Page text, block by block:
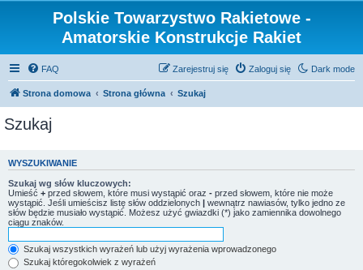
Polskie Towarzystwo Rakietowe -
Amatorskie Konstrukcje Rakiet
Dark mode
FAQ Zaloguj się
Zarejestruj się
Strona domowa Strona główna Szukaj
Szukaj
WYSZUKIWANIE
Szukaj wg słów kluczowych:
Umieść + przed słowem, które musi wystąpić oraz - przed słowem, które nie może
wystąpić. Jeśli umieścisz listę słów oddzielonych | wewnątrz nawiasów, tylko jedno ze
słów będzie musiało wystąpić. Możesz użyć gwiazdki (*) jako zamiennika dowolnego
ciągu znaków.
Szukaj wszystkich wyrażeń lub użyj wyrażenia wprowadzonego
Szukaj któregokolwiek z wyrażeń